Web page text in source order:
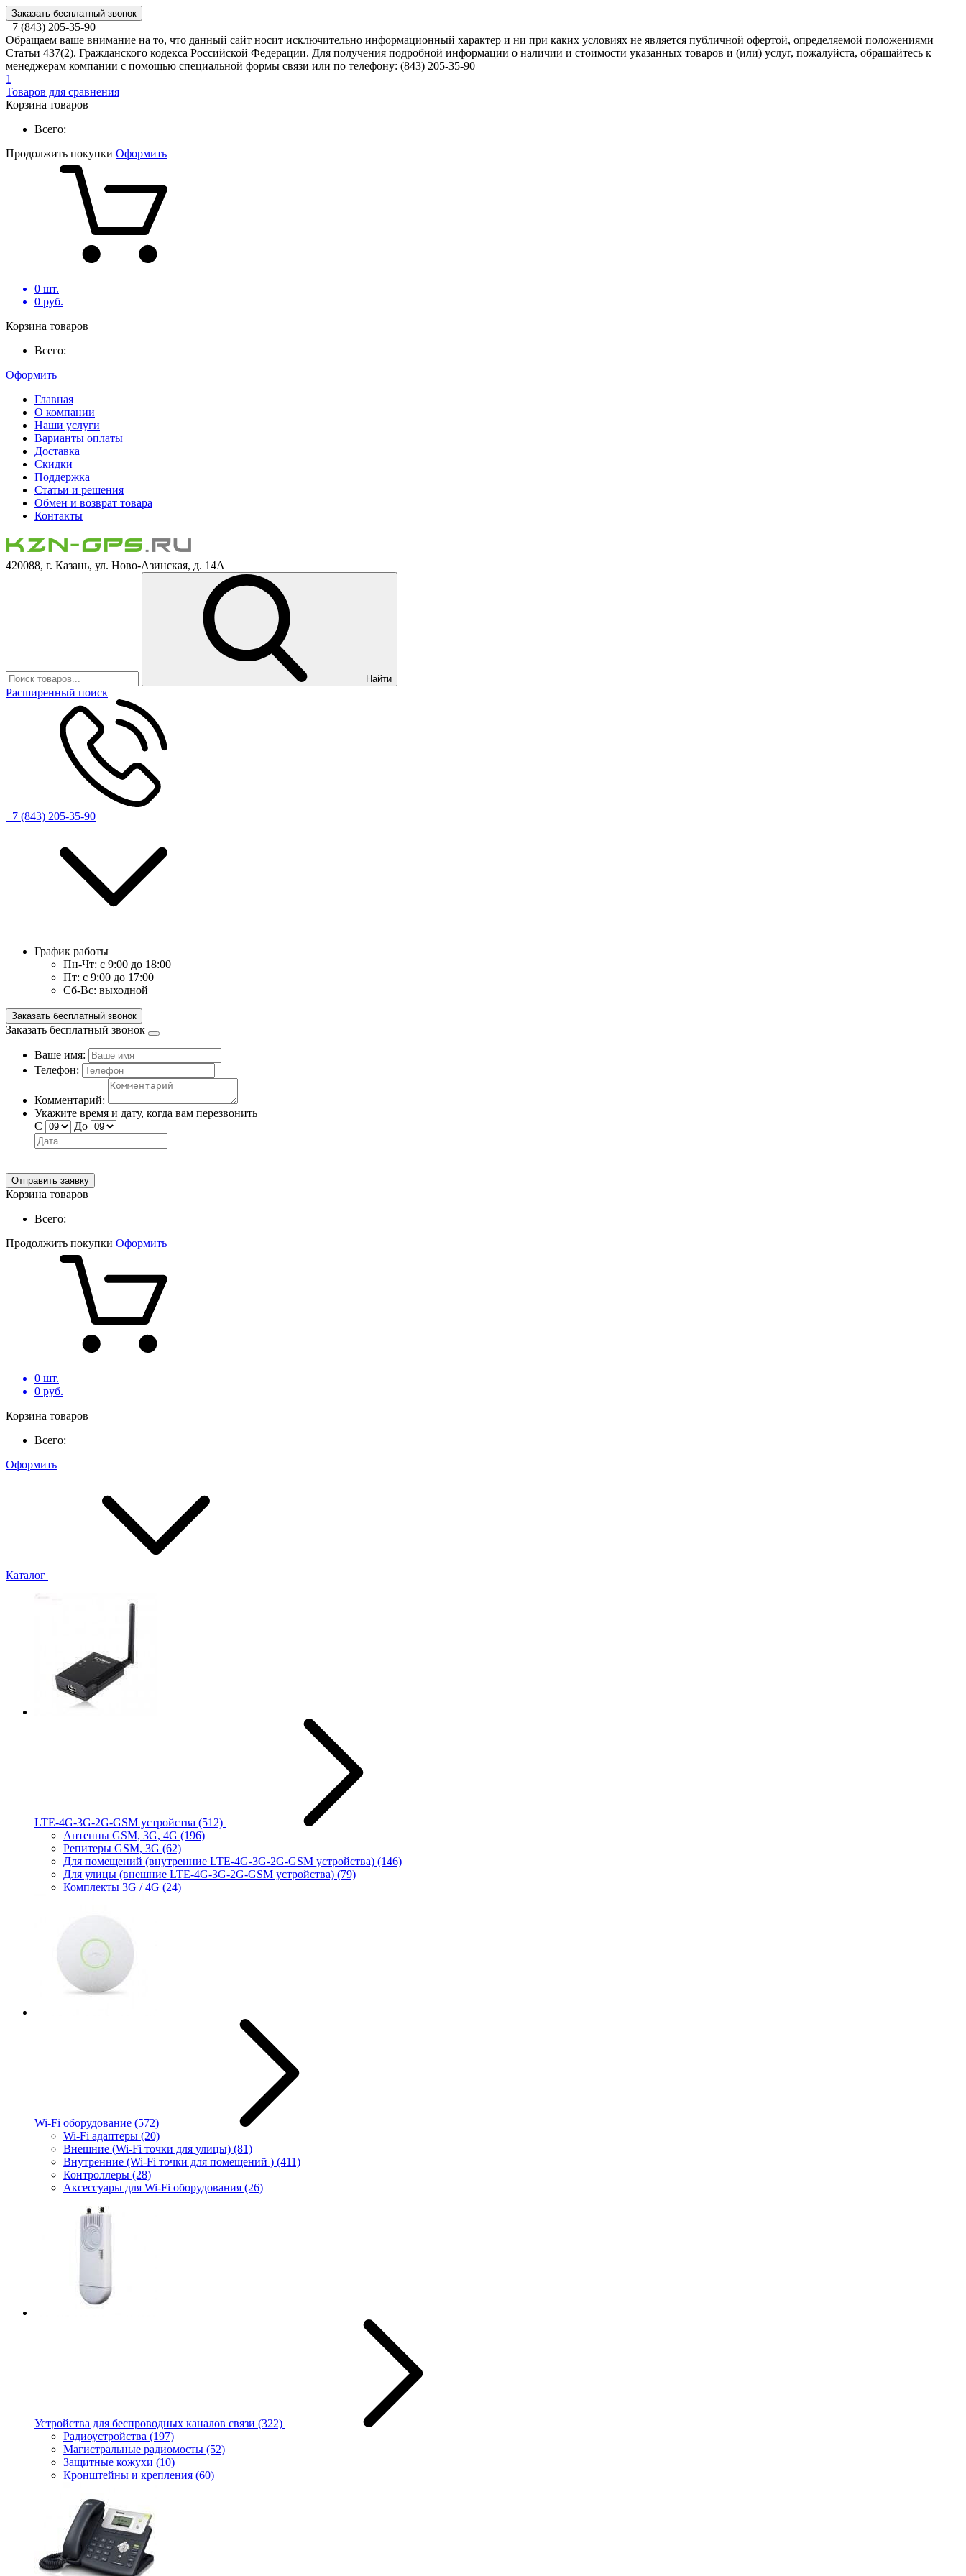
Заказать бесплатный звонок
+7 (843) 205-35-90
Обращаем ваше внимание на то, что данный сайт носит исключительно информационный характер и ни при каких условиях не является публичной офертой, определяемой положениями
Статьи 437(2). Гражданского кодекса Российской Федерации. Для получения подробной информации о наличии и стоимости указанных товаров и (или) услуг, пожалуйста, обращайтесь к
менеджерам компании с помощью специальной формы связи или по телефону: (843) 205-35-90
1
Товаров для сравнения
Корзина товаров
Всего:
Продолжить покупки Оформить
0 шт.
0 руб.
Корзина товаров
Всего:
Оформить
Главная
О компании
Наши услуги
Варианты оплаты
Доставка
Скидки
Поддержка
Статьи и решения
Обмен и возврат товара
Контакты
420088, г. Казань, ул. Ново-Азинская, д. 14А
Найти
Расширенный поиск
+7 (843) 205-35-90
График работы
Пн-Чт: с 9:00 до 18:00
Пт: с 9:00 до 17:00
Сб-Вс: выходной
Заказать бесплатный звонок
Заказать бесплатный звонок
Ваше имя:
Телефон:
Комментарий:
Укажите время и дату, когда вам перезвонить
С
До
Отправить заявку
Корзина товаров
Всего:
Продолжить покупки Оформить
0 шт.
0 руб.
Корзина товаров
Всего:
Оформить
Каталог
LTE-4G-3G-2G-GSM устройства (512)
Антенны GSM, 3G, 4G (196)
Репитеры GSM, 3G (62)
Для помещений (внутренние LTE-4G-3G-2G-GSM устройства) (146)
Для улицы (внешние LTE-4G-3G-2G-GSM устройства) (79)
Комплекты 3G / 4G (24)
Wi-Fi оборудование (572)
Wi-Fi адаптеры (20)
Внешние (Wi-Fi точки для улицы) (81)
Внутренние (Wi-Fi точки для помещений ) (411)
Контроллеры (28)
Аксессуары для Wi-Fi оборудования (26)
Устройства для беспроводных каналов связи (322)
Радиоустройства (197)
Магистральные радиомосты (52)
Защитные кожухи (10)
Кронштейны и крепления (60)